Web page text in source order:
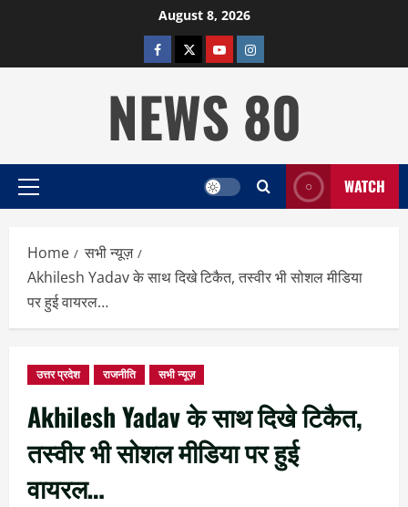
August 8, 2026
facebooktwitterYOUTUBE
instagram
NEWS 80
Primary
WATCH
Home
सभी न्यूज़
Akhilesh Yadav के साथ दिखे टिकैत, तस्वीर भी सोशल मीडिया
पर हुई वायरल…
उत्तर प्रदेश राजनीति सभी न्यूज़
Akhilesh Yadav के साथ दिखे टिकैत,
तस्वीर भी सोशल मीडिया पर हुई
वायरल…